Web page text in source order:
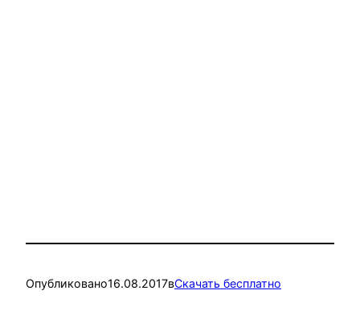
Опубликовано16.08.2017вСкачать бесплатно